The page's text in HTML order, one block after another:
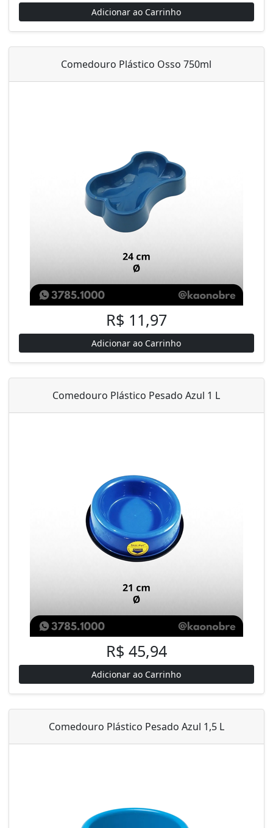
Adicionar ao Carrinho
Comedouro Plástico Osso 750ml
R$ 11,97
Adicionar ao Carrinho
Comedouro Plástico Pesado Azul 1 L
R$ 45,94
Adicionar ao Carrinho
Comedouro Plástico Pesado Azul 1,5 L